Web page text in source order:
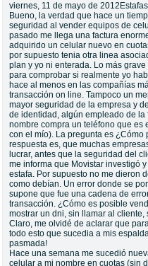
viernes, 11 de mayo de
Bueno, la verdad que hace un
seguridad al vender equipos de
pasado me llega una factura
adquirido un celular nuevo en
por supuesto tenia otra linea
plan y yo ni enterada. Lo más
para comprobar si realmente yo
hace al menos en las compañías
transacción on line. Tampoco un
mayor seguridad de la empresa y
de identidad, algún empleado de la
nombre compra un teléfono que es
con el mío). La pregunta es
respuesta es, que muchas
lucrar, antes que la seguridad del
me informa que Movistar investigó
estafa. Por supuesto no me dieron
como debían. Un error donde se
supone que fue una cadena de
transacción. ¿Cómo es posible
mostrar un dni, sin llamar al
Claro, me olvidé de aclarar que
todo esto que sucedia a mis
pasmada!
Hace una semana me sucedió
celular a mi nombre en cuotas (sin